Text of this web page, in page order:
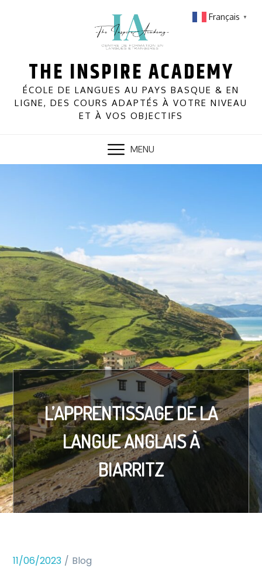
THE INSPIRE ACADEMY
ÉCOLE DE LANGUES AU PAYS BASQUE & EN
LIGNE, DES COURS ADAPTÉS À VOTRE NIVEAU
ET À VOS OBJECTIFS
MENU
L’APPRENTISSAGE DE LA
LANGUE ANGLAIS À
BIARRITZ
11/06/2023 Blog
Français ▼